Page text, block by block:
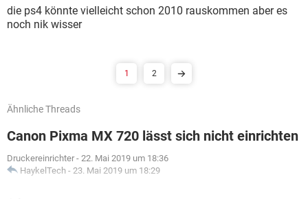
die ps4 könnte vielleicht schon 2010 rauskommen aber es
noch nik wisser
1 2
Ähnliche Threads
Canon Pixma MX 720 lässt sich nicht einrichten
Druckereinrichter - 22. Mai 2019 um 18:36
HaykelTech - 23. Mai 2019 um 18:29